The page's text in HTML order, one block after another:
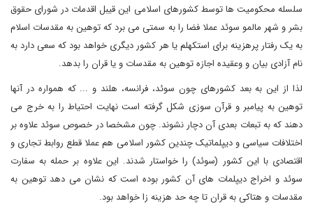
سلسله محکومیت ها توسط کشورهای اسلامی این قیبل اقدمات در شورای حقوق
بشر و شهر مالمو سوئد عملا فضا را به سمتی می برد که توهین به مقدسات اسلام
به یک رفتار پرهزینه برای استکهلم یا هر کشور دیگری خواهد بود که سعی دارد به
نام آزادی بیان و وعقیده اجازه توهین به مقدسات و یا قران را بدهد.
لذا از این به بعد کشورهای چون سوئد، فرانسه، هلند و ... که همواره در آنها
توهین به پیامبر و قرآن سوزی شکل گرفته است نهایت احتیاط را به خرج می
دهند که به تبعات بعدی آن دچار نشوند. چون مشخصا در خصوص سوئد علاوه بر
اختلافات سیاسی و دیپلماتیک چندین کشور اسلامی هم عملا قطع روابط تجاری و
اقتصادی با این کشور (سوئد) را خواستار شدند. این علاوه بر حمله به سفارت
سوئد و اخراج دیپلمات های آن کشور بوده است که نشان می دهد توهین به
مقدسات و هتاکی به قران تا چه حد هزینه زا خواهد بود.